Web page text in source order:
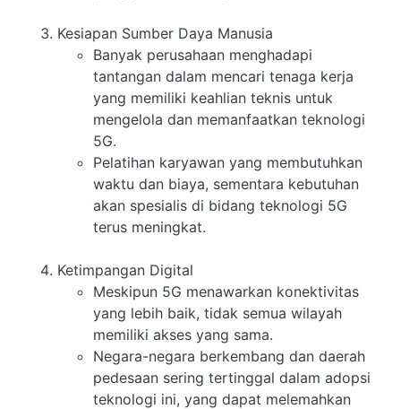
Kesiapan Sumber Daya Manusia
Banyak perusahaan menghadapi
tantangan dalam mencari tenaga kerja
yang memiliki keahlian teknis untuk
mengelola dan memanfaatkan teknologi
5G.
Pelatihan karyawan yang membutuhkan
waktu dan biaya, sementara kebutuhan
akan spesialis di bidang teknologi 5G
terus meningkat.
Ketimpangan Digital
Meskipun 5G menawarkan konektivitas
yang lebih baik, tidak semua wilayah
memiliki akses yang sama.
Negara-negara berkembang dan daerah
pedesaan sering tertinggal dalam adopsi
teknologi ini, yang dapat melemahkan